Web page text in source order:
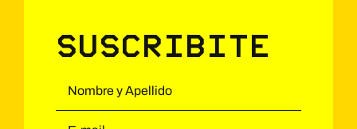
Suscribite